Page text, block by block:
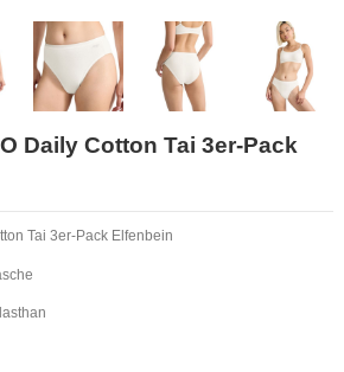
Daily Cotton Tai 3er-Pack
Tai 3er-Pack Elfenbein